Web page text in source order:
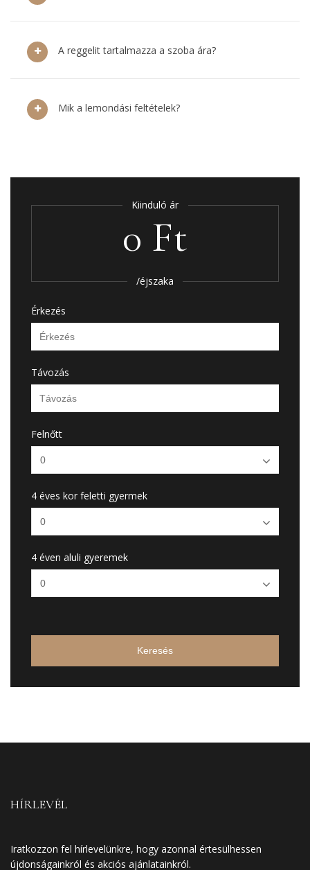
A reggelit tartalmazza a szoba ára?
Mik a lemondási feltételek?
Kiinduló ár
0 Ft
/éjszaka
Érkezés
Távozás
Felnőtt
4 éves kor feletti gyermek
4 éven aluli gyeremek
Keresés
HÍRLEVÉL
Iratkozzon fel hírlevelünkre, hogy azonnal értesülhessen
újdonságainkról és akciós ajánlatainkról.